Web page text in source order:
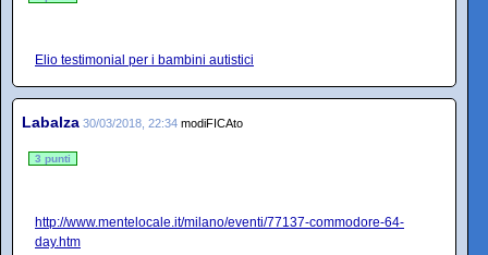
Elio testimonial per i bambini autistici
Labalza 30/03/2018, 22:34 modiFICAto
3 punti
http://www.mentelocale.it/milano/eventi/77137-commodore-64-
day.htm